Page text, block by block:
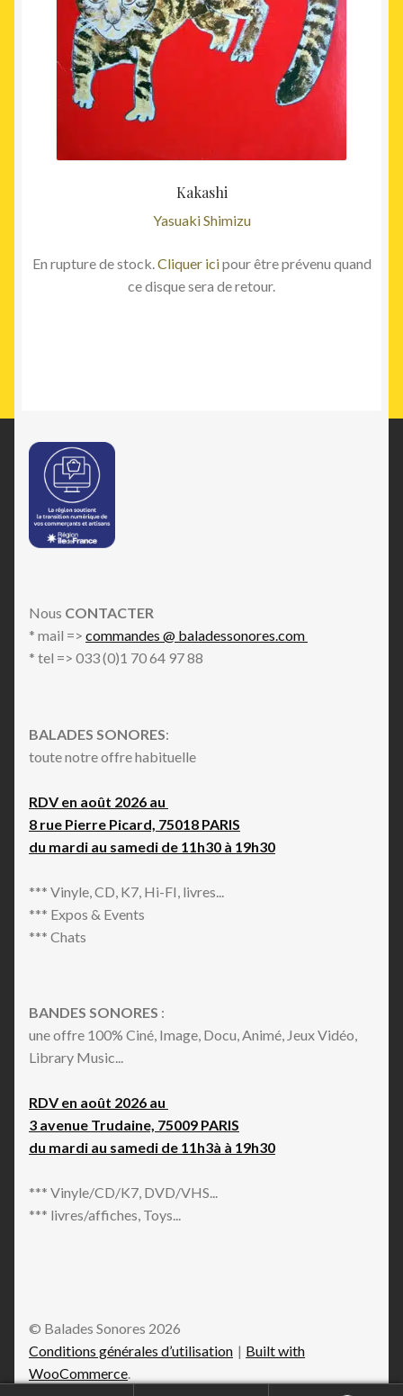
Kakashi
Yasuaki Shimizu
En rupture de stock. Cliquer icipour être prévenu quand
ce disque sera de retour.
Nous CONTACTER
* mail => commandes @ baladessonores.com
* tel => 033 (0)1 70 64 97 88
BALADES SONORES:
toute notre offre habituelle
RDV en août 2026 au
8 rue Pierre Picard, 75018 PARIS
du mardi au samedi de 11h30 à 19h30
*** Vinyle, CD, K7, Hi-FI, livres...
*** Expos & Events
*** Chats
BANDES SONORES :
une offre 100% Ciné, Image, Docu, Animé, Jeux Vidéo,
Library Music...
RDV en août 2026 au
3 avenue Trudaine, 75009 PARIS
du mardi au samedi de 11h3à à 19h30
*** Vinyle/CD/K7, DVD/VHS...
*** livres/affiches, Toys...
© Balades Sonores 2026
Conditions générales d’utilisation
Built with
WooCommerce.